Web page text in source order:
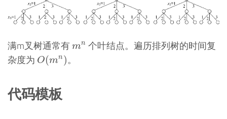
满m叉树通常有 mn
mn 个叶结点。遍历排列树的时间复
杂度为 O(mn )
O(mn) 。
代码模板